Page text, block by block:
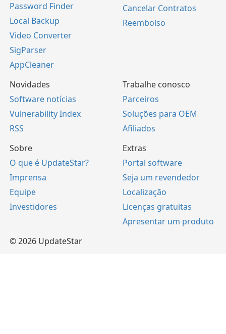
Password Finder
Local Backup
Video Converter
SigParser
AppCleaner
Cancelar Contratos
Reembolso
Novidades
Software notícias
Vulnerability Index
RSS
Trabalhe conosco
Parceiros
Soluções para OEM
Afiliados
Sobre
O que é UpdateStar?
Imprensa
Equipe
Investidores
Extras
Portal software
Seja um revendedor
Localização
Licenças gratuitas
Apresentar um produto
© 2026 UpdateStar